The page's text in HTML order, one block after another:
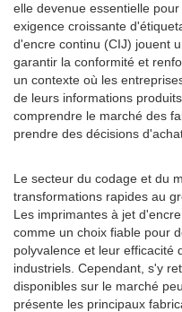
elle devenue essentielle
exigence croissante
d'encre continu (CIJ) jouent
garantir la conformité et
un contexte où les
de leurs informations
comprendre le marché des
prendre des décisions
Le secteur du codage et du
transformations rapides au
Les imprimantes à jet
comme un choix fiable pour
polyvalence et leur efficacité
industriels. Cependant, s'y
disponibles sur le marché
présente les principaux